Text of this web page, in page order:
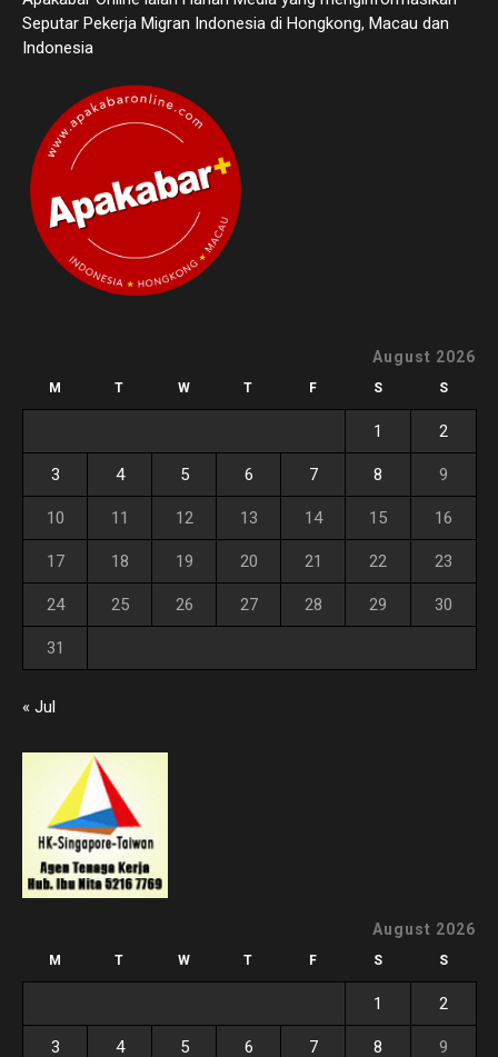
Seputar Pekerja Migran Indonesia di Hongkong, Macau dan
Indonesia
August 2026
M T W T F S S
1 2
3 4 5 6 7 8 9
10 11 12 13 14 15 16
17 18 19 20 21 22 23
24 25 26 27 28 29 30
31
« Jul
August 2026
M T W T F S S
1 2
3 4 5 6 7 8 9